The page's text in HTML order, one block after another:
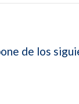
de los